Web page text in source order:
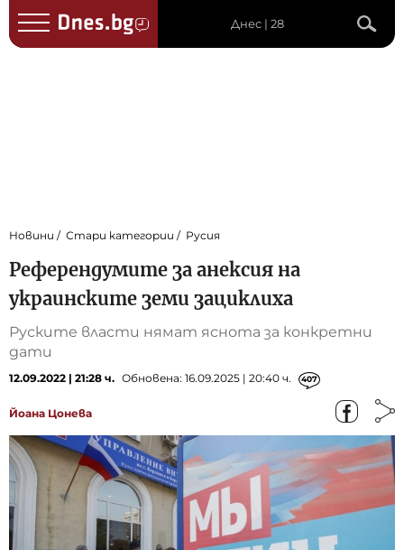
Днес | 28
Новини Стари категории Русия
Референдумите за анексия на
украинските земи зациклиха
Руските власти нямат яснота за конкретни
дати
12.09.2022 | 21:28 ч. Обновена: 16.09.2025 | 20:40 ч. 407
Йоана Цонева